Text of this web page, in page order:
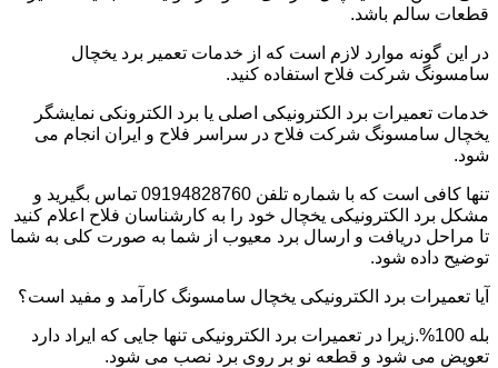
قطعات سالم باشد.
در این گونه موارد لازم است که از خدمات تعمیر برد یخچال
سامسونگ شرکت فلاح استفاده کنید.
خدمات تعمیرات برد الکترونیکی اصلی یا برد الکترونکی نمایشگر
یخچال سامسونگ شرکت فلاح در سراسر فلاح و ایران انجام می
شود.
تنها کافی است که با شماره تلفن 09194828760 تماس بگیرید و
مشکل برد الکترونیکی یخچال خود را به کارشناسان فلاح اعلام کنید
تا مراحل دریافت و ارسال برد معیوب از شما به صورت کلی به شما
توضیح داده شود.
آیا تعمیرات برد الکترونیکی یخچال سامسونگ کارآمد و مفید است؟
بله 100%.زیرا در تعمیرات برد الکترونیکی تنها جایی که ایراد دارد
تعویض می شود و قطعه نو بر روی برد نصب می شود.